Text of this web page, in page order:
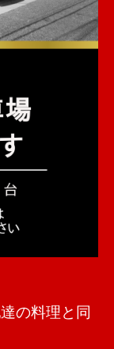
の料理と同